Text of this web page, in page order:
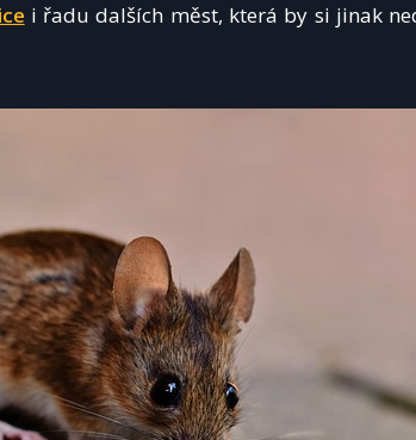
i řadu dalších měst, která by si jinak